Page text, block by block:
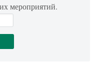
мероприятий.